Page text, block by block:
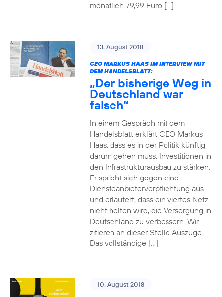
monatlich 79,99 Euro […]
13. August 2018
CEO MARKUS HAAS IM INTERVIEW MIT
DEM HANDELSBLATT:
„Der bisherige Weg in
Deutschland war
falsch“
In einem Gespräch mit dem
Handelsblatt erklärt CEO Markus
Haas, dass es in der Politik künftig
darum gehen muss, Investitionen in
den Infrastrukturausbau zu stärken.
Er spricht sich gegen eine
Diensteanbieterverpflichtung aus
und erläutert, dass ein viertes Netz
nicht helfen wird, die Versorgung in
Deutschland zu verbessern. Wir
zitieren an dieser Stelle Auszüge.
Das vollständige […]
10. August 2018